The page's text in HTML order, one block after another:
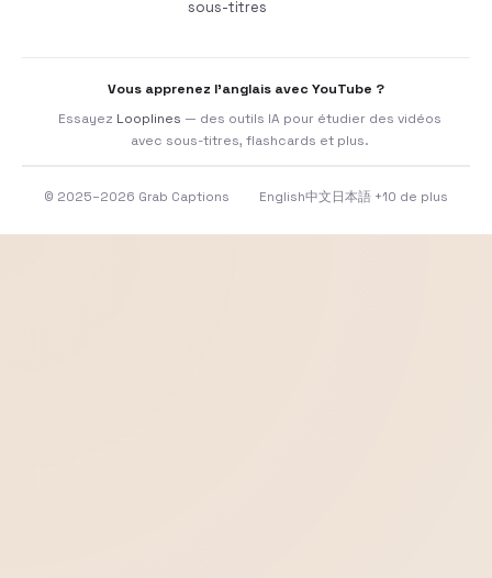
sous-titres
Vous apprenez l’anglais avec YouTube ?
Essayez Looplines — des outils IA pour étudier des vidéos
avec sous-titres, flashcards et plus.
© 2025–2026 Grab Captions English中文 日本語 +10 de plus